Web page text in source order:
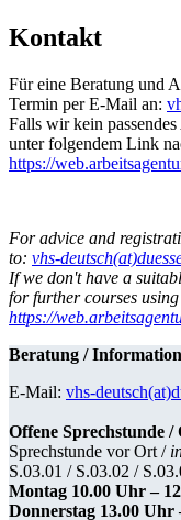
Kontakt
Für eine Beratung und
Termin per E-Mail an:
Falls wir kein
unter folgendem Link
https://
For advice and
to: vhs-
If we don't have a
for further courses
https://
Beratung / Information
E-Mail: vhs-
Offene Sprechstunde
Sprechstunde vor Ort /
S.03.01 / S.03.02 /
Montag 10.00 Uhr –
Donnerstag 13.00 Uhr